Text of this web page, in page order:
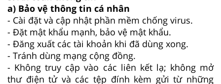
a) Bảo vệ thông tin cá nhân
- Cài đặt và cập nhật phần mềm chống virus.
- Đặt mật khẩu mạnh, bảo vệ mật khẩu.
- Đăng xuất các tài khoản khi đã dùng xong.
- Tránh dùng mạng cộng đồng.
- Không truy cập vào các liên kết lạ; không mở
thư điện tử và các tệp đính kèm gửi từ những